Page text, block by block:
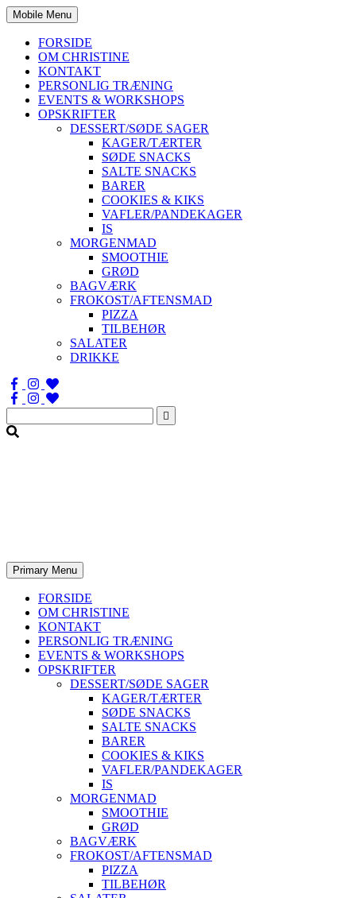
Mobile Menu
FORSIDE
OM CHRISTINE
KONTAKT
PERSONLIG TRÆNING
EVENTS & WORKSHOPS
OPSKRIFTER
DESSERT/SØDE SAGER
KAGER/TÆRTER
SØDE SNACKS
SALTE SNACKS
BARER
COOKIES & KIKS
VAFLER/PANDEKAGER
IS
MORGENMAD
SMOOTHIE
GRØD
BAGVÆRK
FROKOST/AFTENSMAD
PIZZA
TILBEHØR
SALATER
DRIKKE
Søg
efter:
Primary Menu
FORSIDE
OM CHRISTINE
KONTAKT
PERSONLIG TRÆNING
EVENTS & WORKSHOPS
OPSKRIFTER
DESSERT/SØDE SAGER
KAGER/TÆRTER
SØDE SNACKS
SALTE SNACKS
BARER
COOKIES & KIKS
VAFLER/PANDEKAGER
IS
MORGENMAD
SMOOTHIE
GRØD
BAGVÆRK
FROKOST/AFTENSMAD
PIZZA
TILBEHØR